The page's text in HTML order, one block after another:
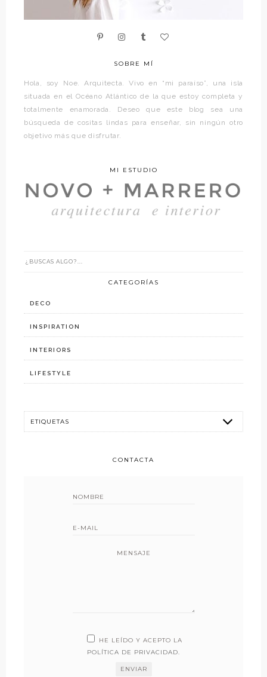
SOBRE MÍ
Hola, soy Noe. Arquitecta. Vivo en “mi paraíso”, una isla
situada en el Océano Atlántico de la que estoy completa y
totalmente enamorada. Deseo que este blog sea una
búsqueda de cositas lindas para enseñar, sin ningún otro
objetivo más que disfrutar.
MI ESTUDIO
CATEGORÍAS
DECO
INSPIRATION
INTERIORS
LIFESTYLE
CONTACTA
MENSAJE
HE LEÍDO Y ACEPTO LA
POLÍTICA DE PRIVACIDAD.